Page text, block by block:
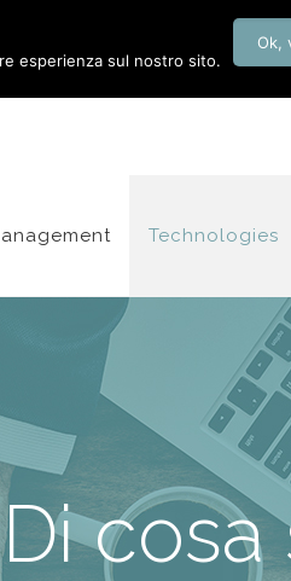
Technologies
cosa
esperienza sul nostro sito.
Ok,